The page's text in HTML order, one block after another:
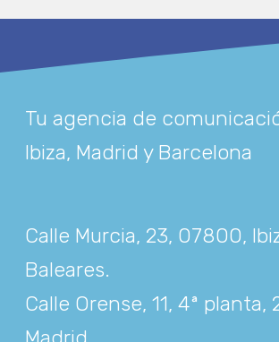
Tu agencia de
Ibiza, Madrid y Barcelona
Calle Murcia, 23, 07800,
Baleares.
Calle Orense, 11, 4ª planta,